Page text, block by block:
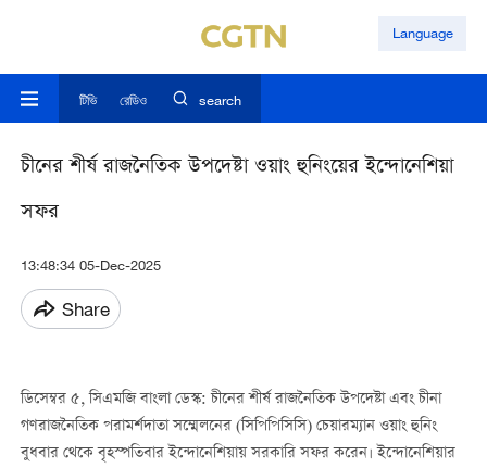
Language
টিভি রেডিও search
চীনের শীর্ষ রাজনৈতিক উপদেষ্টা ওয়াং হুনিংয়ের ইন্দোনেশিয়া
সফর
13:48:34 05-Dec-2025
Share
ডিসেম্বর ৫, সিএমজি বাংলা ডেস্ক: চীনের শীর্ষ রাজনৈতিক উপদেষ্টা এবং চীনা
গণরাজনৈতিক পরামর্শদাতা সম্মেলনের (সিপিপিসিসি) চেয়ারম্যান ওয়াং হুনিং
বুধবার থেকে বৃহস্পতিবার ইন্দোনেশিয়ায় সরকারি সফর করেন। ইন্দোনেশিয়ার